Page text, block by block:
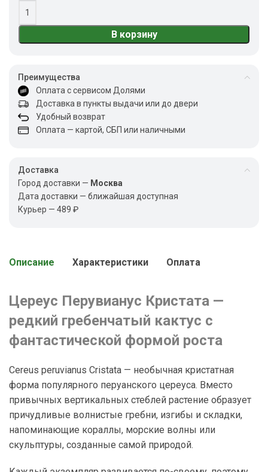
В корзину
Преимущества
Оплата с сервисом Долями
Доставка в пункты выдачи или до двери
Удобный возврат
Оплата — картой, СБП или наличными
Доставка
Город доставки — Москва
Дата доставки — ближайшая доступная
Курьер — 489 ₽
Описание Характеристики Оплата
Цереус Перувианус Кристата —
редкий гребенчатый кактус с
фантастической формой роста
Cereus peruvianus Cristata — необычная кристатная
форма популярного перуанского цереуса. Вместо
привычных вертикальных стеблей растение образует
причудливые волнистые гребни, изгибы и складки,
напоминающие кораллы, морские волны или
скульптуры, созданные самой природой.